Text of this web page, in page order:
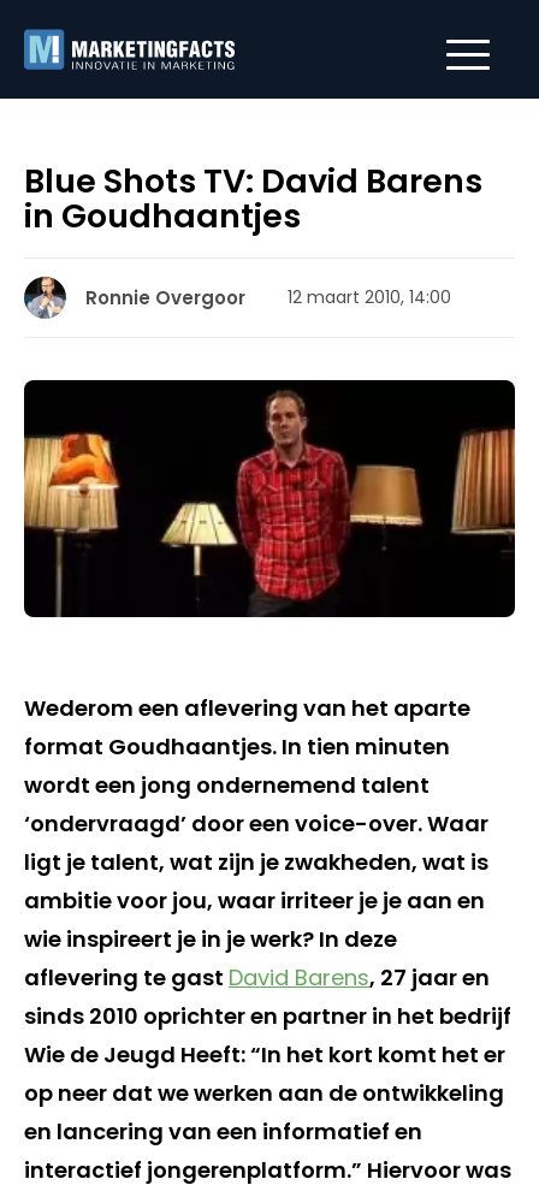
Blue Shots TV: David Barens
in Goudhaantjes
Ronnie Overgoor 12 maart 2010, 14:00
Wederom een aflevering van het aparte
format Goudhaantjes. In tien minuten
wordt een jong ondernemend talent
‘ondervraagd’ door een voice-over. Waar
ligt je talent, wat zijn je zwakheden, wat is
ambitie voor jou, waar irriteer je je aan en
wie inspireert je in je werk? In deze
aflevering te gast David Barens, 27 jaar en
sinds 2010 oprichter en partner in het bedrijf
Wie de Jeugd Heeft: “In het kort komt het er
op neer dat we werken aan de ontwikkeling
en lancering van een informatief en
interactief jongerenplatform.” Hiervoor was